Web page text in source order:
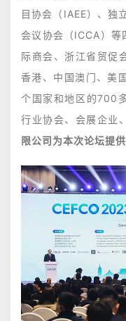
目协会（IAEE）、独
会议协会（ICCA）等
际商会、浙江省贸促
香港、中国澳门、美
个国家和地区的700
行业协会、会展企业
限公司为本次论坛提